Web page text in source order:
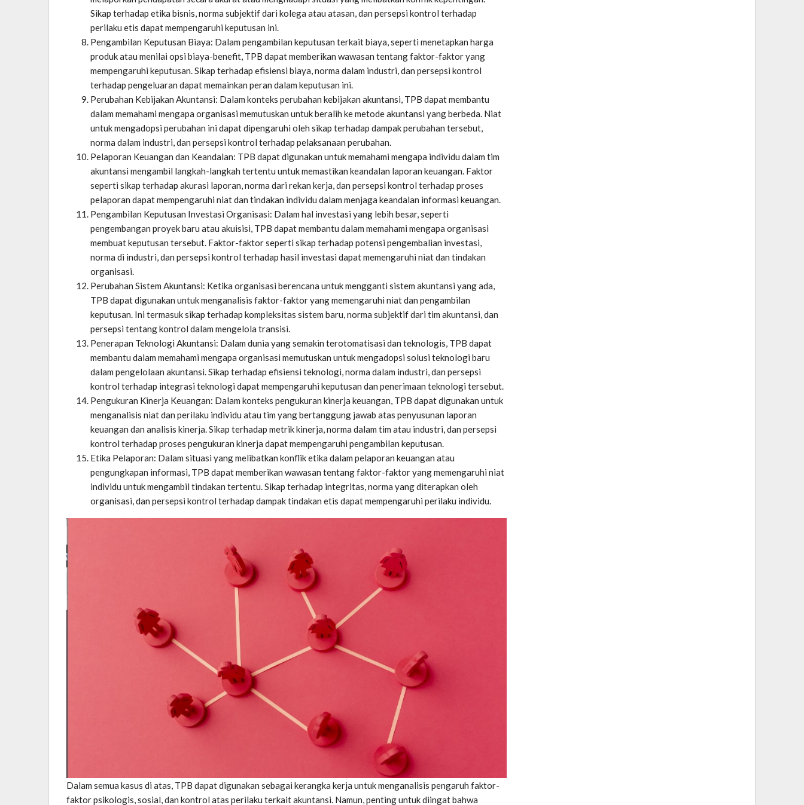
Sikap terhadap etika bisnis, norma subjektif dari kolega atau atasan, dan persepsi kontrol terhadap
perilaku etis dapat mempengaruhi keputusan ini.
Pengambilan Keputusan Biaya: Dalam pengambilan keputusan terkait biaya, seperti menetapkan harga
produk atau menilai opsi biaya-benefit, TPB dapat memberikan wawasan tentang faktor-faktor yang
mempengaruhi keputusan. Sikap terhadap efisiensi biaya, norma dalam industri, dan persepsi kontrol
terhadap pengeluaran dapat memainkan peran dalam keputusan ini.
Perubahan Kebijakan Akuntansi: Dalam konteks perubahan kebijakan akuntansi, TPB dapat membantu
dalam memahami mengapa organisasi memutuskan untuk beralih ke metode akuntansi yang berbeda. Niat
untuk mengadopsi perubahan ini dapat dipengaruhi oleh sikap terhadap dampak perubahan tersebut,
norma dalam industri, dan persepsi kontrol terhadap pelaksanaan perubahan.
Pelaporan Keuangan dan Keandalan: TPB dapat digunakan untuk memahami mengapa individu dalam tim
akuntansi mengambil langkah-langkah tertentu untuk memastikan keandalan laporan keuangan. Faktor
seperti sikap terhadap akurasi laporan, norma dari rekan kerja, dan persepsi kontrol terhadap proses
pelaporan dapat mempengaruhi niat dan tindakan individu dalam menjaga keandalan informasi keuangan.
Pengambilan Keputusan Investasi Organisasi: Dalam hal investasi yang lebih besar, seperti
pengembangan proyek baru atau akuisisi, TPB dapat membantu dalam memahami mengapa organisasi
membuat keputusan tersebut. Faktor-faktor seperti sikap terhadap potensi pengembalian investasi,
norma di industri, dan persepsi kontrol terhadap hasil investasi dapat memengaruhi niat dan tindakan
organisasi.
Perubahan Sistem Akuntansi: Ketika organisasi berencana untuk mengganti sistem akuntansi yang ada,
TPB dapat digunakan untuk menganalisis faktor-faktor yang memengaruhi niat dan pengambilan
keputusan. Ini termasuk sikap terhadap kompleksitas sistem baru, norma subjektif dari tim akuntansi, dan
persepsi tentang kontrol dalam mengelola transisi.
Penerapan Teknologi Akuntansi: Dalam dunia yang semakin terotomatisasi dan teknologis, TPB dapat
membantu dalam memahami mengapa organisasi memutuskan untuk mengadopsi solusi teknologi baru
dalam pengelolaan akuntansi. Sikap terhadap efisiensi teknologi, norma dalam industri, dan persepsi
kontrol terhadap integrasi teknologi dapat mempengaruhi keputusan dan penerimaan teknologi tersebut.
Pengukuran Kinerja Keuangan: Dalam konteks pengukuran kinerja keuangan, TPB dapat digunakan untuk
menganalisis niat dan perilaku individu atau tim yang bertanggung jawab atas penyusunan laporan
keuangan dan analisis kinerja. Sikap terhadap metrik kinerja, norma dalam tim atau industri, dan persepsi
kontrol terhadap proses pengukuran kinerja dapat mempengaruhi pengambilan keputusan.
Etika Pelaporan: Dalam situasi yang melibatkan konflik etika dalam pelaporan keuangan atau
pengungkapan informasi, TPB dapat memberikan wawasan tentang faktor-faktor yang memengaruhi niat
individu untuk mengambil tindakan tertentu. Sikap terhadap integritas, norma yang diterapkan oleh
organisasi, dan persepsi kontrol terhadap dampak tindakan etis dapat mempengaruhi perilaku individu.
Dalam semua kasus di atas, TPB dapat digunakan sebagai kerangka kerja untuk menganalisis pengaruh faktor-
faktor psikologis, sosial, dan kontrol atas perilaku terkait akuntansi. Namun, penting untuk diingat bahwa